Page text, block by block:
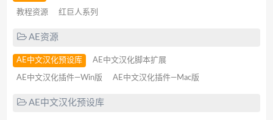
教程资源 红巨人系列
AE资源
AE中文汉化预设库 AE中文汉化脚本扩展
AE中文汉化插件—Win版 AE中文汉化插件—Mac版
AE中文汉化预设库